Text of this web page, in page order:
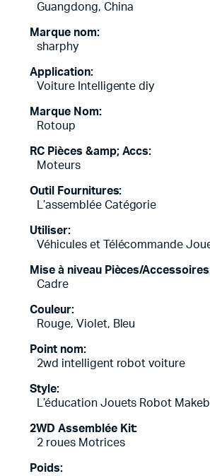
Guangdong, China
Marque nom:
sharphy
Application:
Voiture Intelligente diy
Marque Nom:
Rotoup
RC Pièces &amp; Accs:
Moteurs
Outil Fournitures:
L’assemblée Catégorie
Utiliser:
Véhicules et Télécommande
Mise à niveau Pièces/
Cadre
Couleur:
Rouge, Violet, Bleu
Point nom:
2wd intelligent robot voiture
Style:
L’éducation Jouets Robot
2WD Assemblée Kit:
2 roues Motrices
Poids: